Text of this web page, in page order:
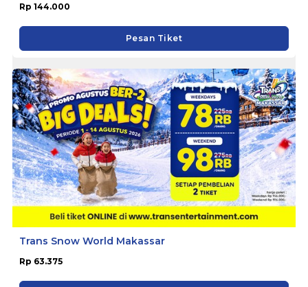
Rp 144.000
Pesan Tiket
Trans Snow World Makassar
Rp 63.375